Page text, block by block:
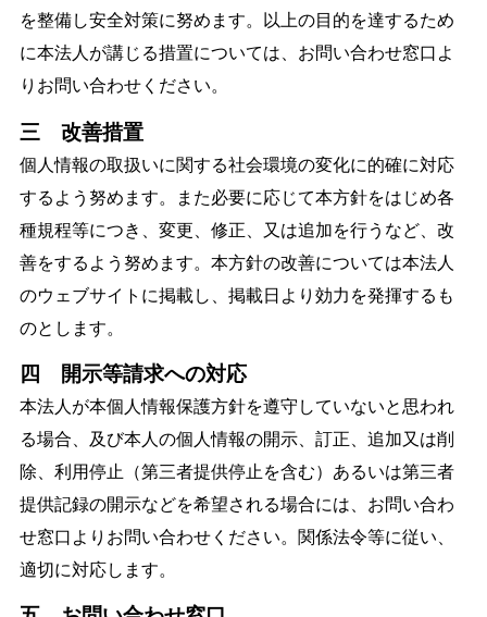
を整備し安全対策に努めます。以上の目的を達するため
に本法人が講じる措置については、お問い合わせ窓口よ
りお問い合わせください。
三 改善措置
個人情報の取扱いに関する社会環境の変化に的確に対応
するよう努めます。また必要に応じて本方針をはじめ各
種規程等につき、変更、修正、又は追加を行うなど、改
善をするよう努めます。本方針の改善については本法人
のウェブサイトに掲載し、掲載日より効力を発揮するも
のとします。
四 開示等請求への対応
本法人が本個人情報保護方針を遵守していないと思われ
る場合、及び本人の個人情報の開示、訂正、追加又は削
除、利用停止（第三者提供停止を含む）あるいは第三者
提供記録の開示などを希望される場合には、お問い合わ
せ窓口よりお問い合わせください。関係法令等に従い、
適切に対応します。